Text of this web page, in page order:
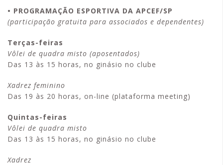
• PROGRAMAÇÃO ESPORTIVA DA APCEF/SP
(participação gratuita para associados e dependentes)
Terças-feiras
Vôlei de quadra misto (aposentados)
Das 13 às 15 horas, no ginásio no clube
Xadrez feminino
Das 19 às 20 horas, on-line (plataforma meeting)
Quintas-feiras
Vôlei de quadra misto
Das 13 às 15 horas, no ginásio no clube
Xadrez